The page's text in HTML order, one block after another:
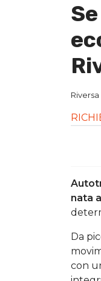
Riversa
nata
Da
con